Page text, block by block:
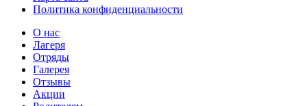
Политика конфиденциальности
О нас
Лагеря
Отряды
Галерея
Отзывы
Акции